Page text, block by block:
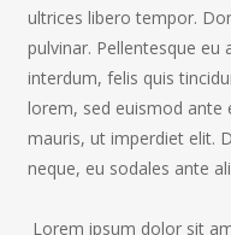
ultrices libero tempor.
pulvinar. Pellentesque
interdum, felis quis
lorem, sed euismod ante
mauris, ut imperdiet elit.
neque, eu sodales ante
Lorem ipsum dolor sit